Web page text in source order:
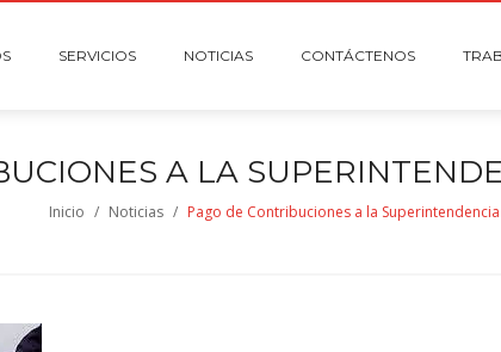
SERVICIOS NOTICIAS CONTÁCTENOS
A LA
Inicio / Noticias / Pago de Contribuciones a la